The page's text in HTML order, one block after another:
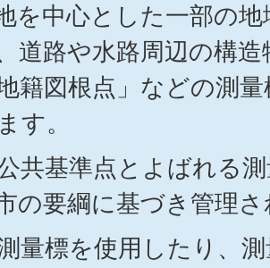
を中心とした一部の
道路や水路周辺の構
籍図根点」などの測
す。
共基準点とよばれる
の要綱に基づき管理
量標を使用したり、